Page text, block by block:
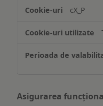
informațiilor
pe
dispozitiv
cX_P
Asigurarea